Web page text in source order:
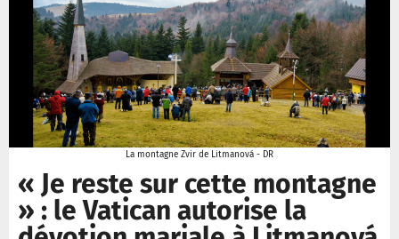
La montagne Zvir de Litmanová - DR
« Je reste sur cette montagne
» : le Vatican autorise la